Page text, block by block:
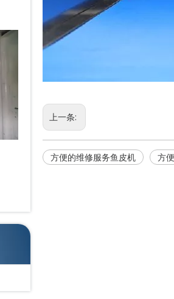
上一条:
方便的维修服务鱼皮机 方